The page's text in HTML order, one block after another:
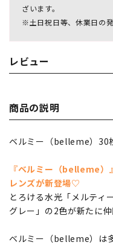
ざいます。
※土日祝日等、休業日の
レビュー
商品の説明
ベルミー（belleme）30
『ベルミー（belleme）
レンズが新登場♡
とろける水光「メルティ
グレー」の2色が新たに
ベルミー（belleme）は